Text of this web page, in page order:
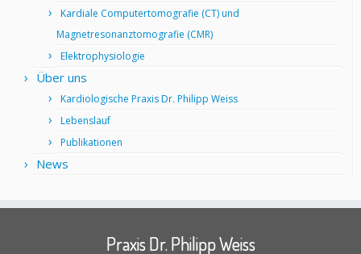
Kardiale Computertomografie (CT) und
Magnetresonanztomografie (CMR)
Elektrophysiologie
Über uns
Kardiologische Praxis Dr. Philipp Weiss
Lebenslauf
Publikationen
News
Praxis Dr. Philipp Weiss